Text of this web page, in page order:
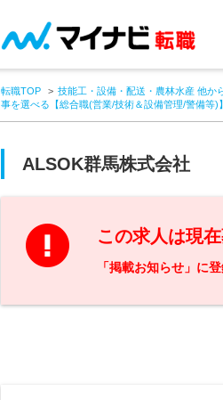
転職TOP 技能工・設備・配送・農林水産 他か
事を選べる【総合職(営業/技術＆設備管理/警備等)
ALSOK群馬株式会社
この求人は現
「掲載お知らせ」に